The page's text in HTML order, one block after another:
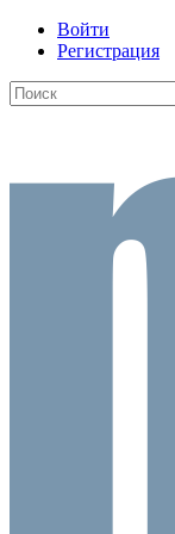
Войти
Регистрация